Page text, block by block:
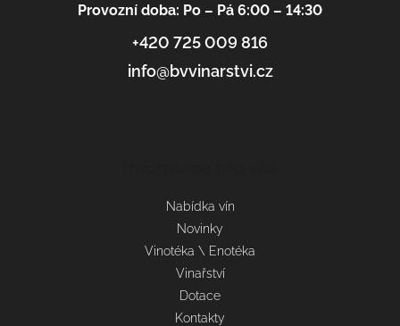
Provozní doba: Po – Pá 6:00 – 14:30
+420 725 009 816
info@bvvinarstvi.cz
Nabídka vín
Novinky
Vinotéka \ Enotéka
Vinařství
Dotace
Kontakty